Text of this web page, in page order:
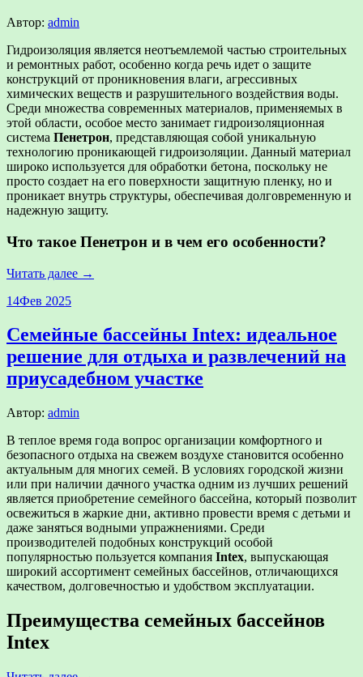
Автор: admin
Гидроизоляция является неотъемлемой частью строительных
и ремонтных работ, особенно когда речь идет о защите
конструкций от проникновения влаги, агрессивных
химических веществ и разрушительного воздействия воды.
Среди множества современных материалов, применяемых в
этой области, особое место занимает гидроизоляционная
система Пенетрон, представляющая собой уникальную
технологию проникающей гидроизоляции. Данный материал
широко используется для обработки бетона, поскольку не
просто создает на его поверхности защитную пленку, но и
проникает внутрь структуры, обеспечивая долговременную и
надежную защиту.
Что такое Пенетрон и в чем его особенности?
Читать далее →
14Фев 2025
Семейные бассейны Intex: идеальное
решение для отдыха и развлечений на
приусадебном участке
Автор: admin
В теплое время года вопрос организации комфортного и
безопасного отдыха на свежем воздухе становится особенно
актуальным для многих семей. В условиях городской жизни
или при наличии дачного участка одним из лучших решений
является приобретение семейного бассейна, который позволит
освежиться в жаркие дни, активно провести время с детьми и
даже заняться водными упражнениями. Среди
производителей подобных конструкций особой
популярностью пользуется компания Intex, выпускающая
широкий ассортимент семейных бассейнов, отличающихся
качеством, долговечностью и удобством эксплуатации.
Преимущества семейных бассейнов
Intex